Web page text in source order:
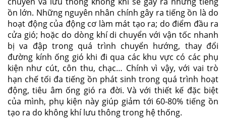
ồn lớn. Những nguyên nhân chính gây ra tiếng ồn là do
hoạt động của động cơ làm mát tạo ra; do điểm đầu ra
cửa gió; hoặc do dòng khí di chuyển với vận tốc nhanh
bị va đập trong quá trình chuyển hướng, thay đổi
đường kính ống gió khi đi qua các khu vực có các phụ
kiện như cút, côn thu, chạc… Chính vì vậy, với vai trò
hạn chế tối đa tiếng ồn phát sinh trong quá trình hoạt
động, tiêu âm ống gió ra đời. Và với thiết kế đặc biệt
của mình, phụ kiện này giúp giảm tới 60-80% tiếng ồn
tạo ra do không khí lưu thông trong hệ thống.